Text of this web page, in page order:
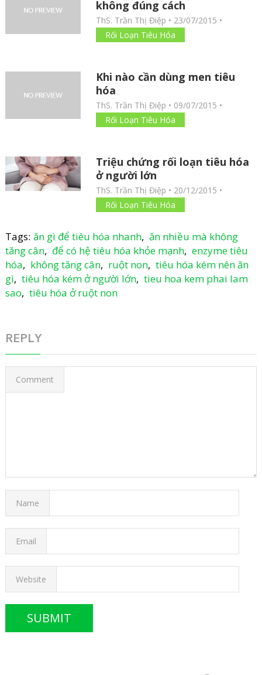
không đúng cách
ThS. Trần Thị Điệp • 23/07/2015 •
Rối Loạn Tiêu Hóa
Khi nào cần dùng men tiêu
hóa
ThS. Trần Thị Điệp • 09/07/2015 •
Rối Loạn Tiêu Hóa
Triệu chứng rối loạn tiêu hóa
ở người lớn
ThS. Trần Thị Điệp • 20/12/2015 •
Rối Loạn Tiêu Hóa
Tags: ăn gì để tiêu hóa nhanh, ăn nhiều mà không
tăng cân, để có hệ tiêu hóa khỏe mạnh, enzyme tiêu
hóa, không tăng cân, ruột non, tiêu hóa kém nên ăn
gì, tiêu hóa kém ở người lớn, tieu hoa kem phai lam
sao, tiêu hóa ở ruột non
REPLY
Comment
Name
Email
Website